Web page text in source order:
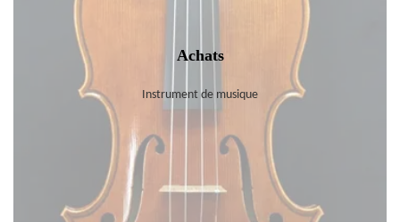
Achats
Instrument de musique